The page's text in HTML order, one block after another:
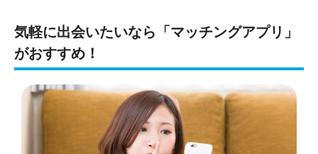
気軽に出会いたいなら「マッチングアプリ」
がおすすめ！